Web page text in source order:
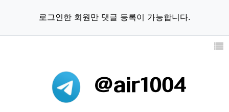
로그인한 회원만 댓글 등록이 가능합니다.